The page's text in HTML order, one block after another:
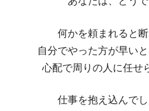
何かを頼まれると
自分でやった方が早い
心配で周りの人に任せ
仕事を抱え込んで